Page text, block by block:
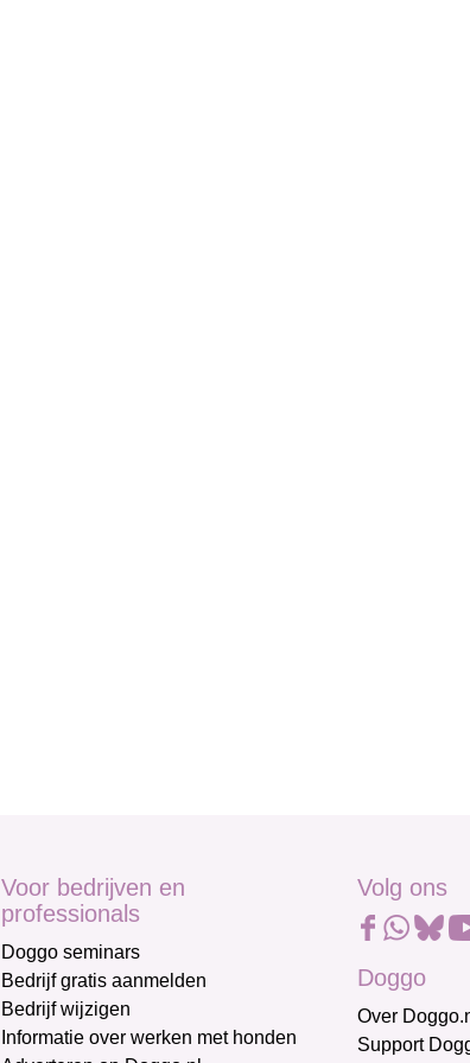
Voor bedrijven en
professionals
Doggo seminars
Bedrijf gratis aanmelden
Bedrijf wijzigen
Informatie over werken met honden
Volg ons
Doggo
Over
Support